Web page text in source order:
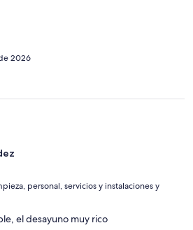
2026
personal, servicios y instalaciones y
el desayuno muy rico